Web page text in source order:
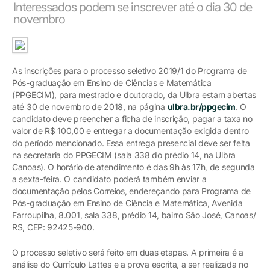
Interessados podem se inscrever até o dia 30 de
novembro
As inscrições para o processo seletivo 2019/1 do Programa de
Pós-graduação em Ensino de Ciências e Matemática
(PPGECIM), para mestrado e doutorado, da Ulbra estam abertas
até 30 de novembro de 2018, na página ulbra.br/ppgecim. O
candidato deve preencher a ficha de inscrição, pagar a taxa no
valor de R$ 100,00 e entregar a documentação exigida dentro
do período mencionado. Essa entrega presencial deve ser feita
na secretaria do PPGECIM (sala 338 do prédio 14, na Ulbra
Canoas). O horário de atendimento é das 9h às 17h, de segunda
a sexta-feira. O candidato poderá também enviar a
documentação pelos Correios, endereçando para Programa de
Pós-graduação em Ensino de Ciência e Matemática, Avenida
Farroupilha, 8.001, sala 338, prédio 14, bairro São José, Canoas/
RS, CEP: 92425-900.
O processo seletivo será feito em duas etapas. A primeira é a
análise do Currículo Lattes e a prova escrita, a ser realizada no